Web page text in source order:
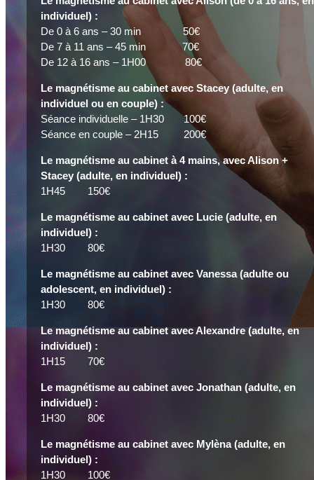
individuel) :
De 0 à 6 ans – 30 min
50€
De 7 à 11 ans – 45 min 70€
De 12 à 16 ans – 1H00 80€
Le magnétisme au cabinet avec Stacey (adulte, en
individuel ou en couple) :
Séance individuelle – 1H30 100€
Séance en couple – 2H15 200€
Le magnétisme au cabinet à 4 mains, avec Alison +
Stacey (adulte, en individuel) :
1H45 150€
Le magnétisme au cabinet avec Lucie (adulte, en
individuel) :
1H30 80€
Le magnétisme au cabinet avec Vanessa (adulte ou
adolescent, en individuel) :
1H30 80€
Le magnétisme au cabinet avec Alexandre (adulte, en
individuel) :
1H15 70€
Le magnétisme au cabinet avec Jonathan (adulte, en
individuel) :
1H30 80€
Le magnétisme au cabinet avec Mylèna (adulte, en
individuel) :
1H30 100€